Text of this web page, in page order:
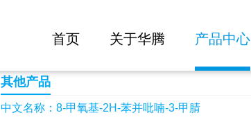
首页 关于华腾 产品中心
8-甲氧基-2H-苯并吡喃-3-甲腈
其他产品
中文名称：8-甲氧基-2H-苯并吡喃-3-甲腈